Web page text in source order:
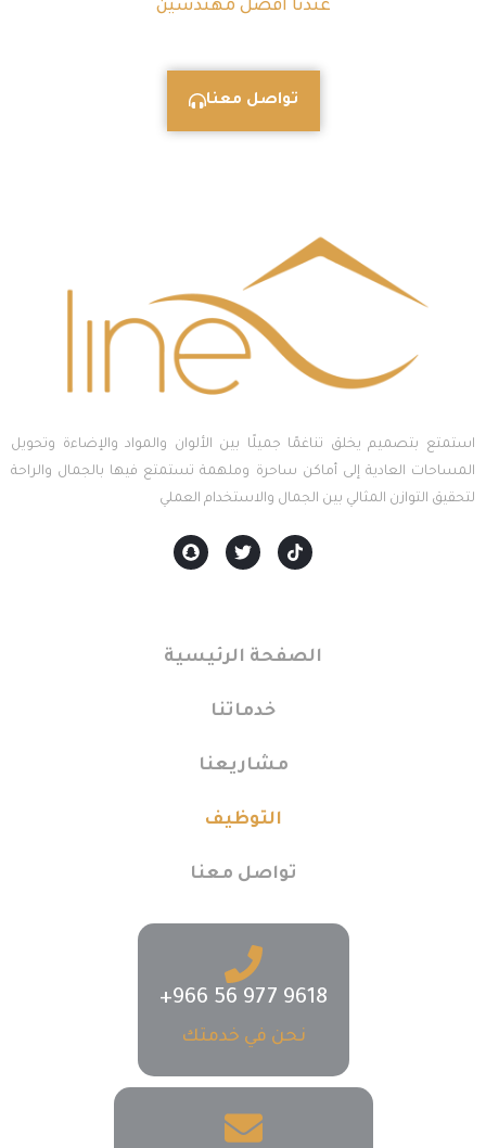
عندنا أفضل مهندسين
تواصل معنا
استمتع بتصميم يخلق تناغمًا جميلًا بين الألوان والمواد والإضاءة وتحويل
المساحات العادية إلى أماكن ساحرة وملهمة تستمتع فيها بالجمال والراحة
لتحقيق التوازن المثالي بين الجمال والاستخدام العملي
الصفحة الرئيسية
خدماتنا
مشاريعنا
التوظيف
تواصل معنا
نحن في خدمتك